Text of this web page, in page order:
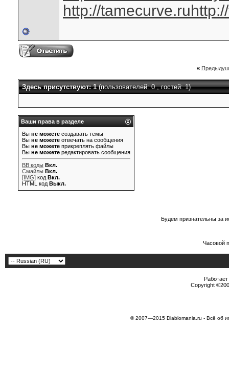
http://tamecurve.ru
«
Здесь присутствуют: 1(пользователей: 0 , гостей: 1)
Ваши права в разделе
Вы не можете создавать темы
Вы не можете отвечать на сообщения
Вы не можете прикреплять файлы
Вы не можете редактировать сообщения
BB коды Вкл.
Смайлы Вкл.
[IMG] код Вкл.
HTML код Выкл.
Будем признательны за
Часовой
Copyright
© 2007—2015 Diablomania.ru - Всё об